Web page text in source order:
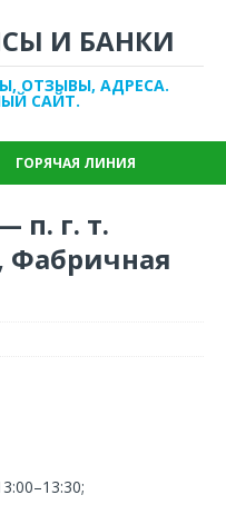
И БАНКИ
ОТЗЫВЫ, АДРЕСА.
САЙТ.
ГОРЯЧАЯ ЛИНИЯ
п. г. т.
Фабричная